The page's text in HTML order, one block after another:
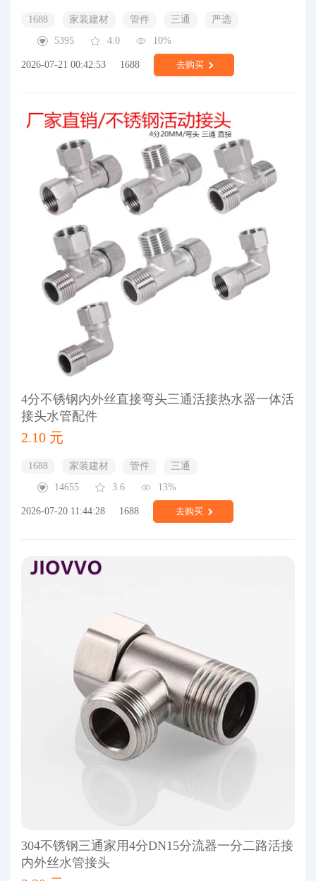
1688 家装建材 管件 三通
严选
5395
4.0 10%
2026-07-21 00:42:53 1688 去购买
4分不锈钢内外丝直接弯头三通活接热水器一体活
接头水管配件
2.10 元
1688 家装建材 管件
三通
14655
3.6 13%
2026-07-20 11:44:28 1688 去购买
304不锈钢三通家用4分DN15分流器一分二路活接
内外丝水管接头